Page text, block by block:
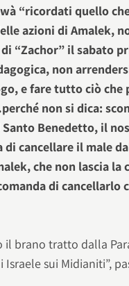
“ricordati quello
azioni di Amalek,
“Zachor” il sabato
non
e fare tutto ciò che
non si dica:
Benedetto, il
cancellare il male
che non lascia la
di cancellarlo
il brano tratto dalla
sui Midianiti”,